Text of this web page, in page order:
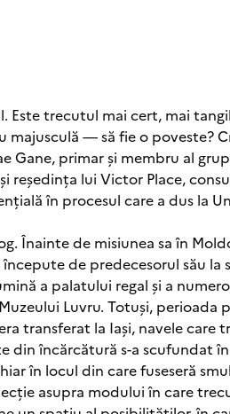
Este trecutul mai cert, mai
— să fie o poveste?
Gane, primar și membru al
reședința lui Victor Place,
în procesul care a dus la
Înainte de misiunea sa în
de predecesorul său la
a palatului regal și a
Luvru. Totuși, perioada
transferat la Iași, navele care
din încărcătură s-a scufundat
în locul din care fuseseră
asupra modului în care